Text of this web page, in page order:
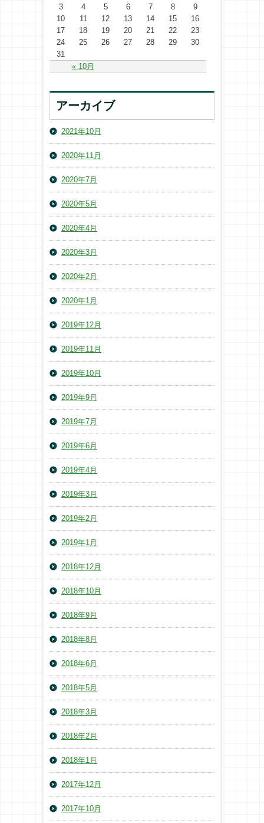
« 10月
3 4 5 6 7 8
9
10
11 12 13 14 15
16
17
18 19 20 21 22
23
24
25 26 27 28 29
30
31
アーカイブ
2021年10月
2020年11月
2020年7月
2020年5月
2020年4月
2020年3月
2020年2月
2020年1月
2019年12月
2019年11月
2019年10月
2019年9月
2019年7月
2019年6月
2019年4月
2019年3月
2019年2月
2019年1月
2018年12月
2018年10月
2018年9月
2018年8月
2018年6月
2018年5月
2018年3月
2018年2月
2018年1月
2017年12月
2017年10月